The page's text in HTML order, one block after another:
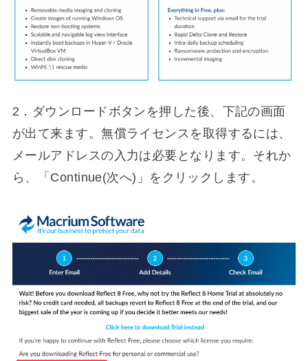
2．ダウンロードボタンを押した後、下記の画面
が出て来ます。無償ライセンスを取得するには、
メールアドレスの入力は必要となります。それか
ら、「Continue(次へ)」をクリックします。